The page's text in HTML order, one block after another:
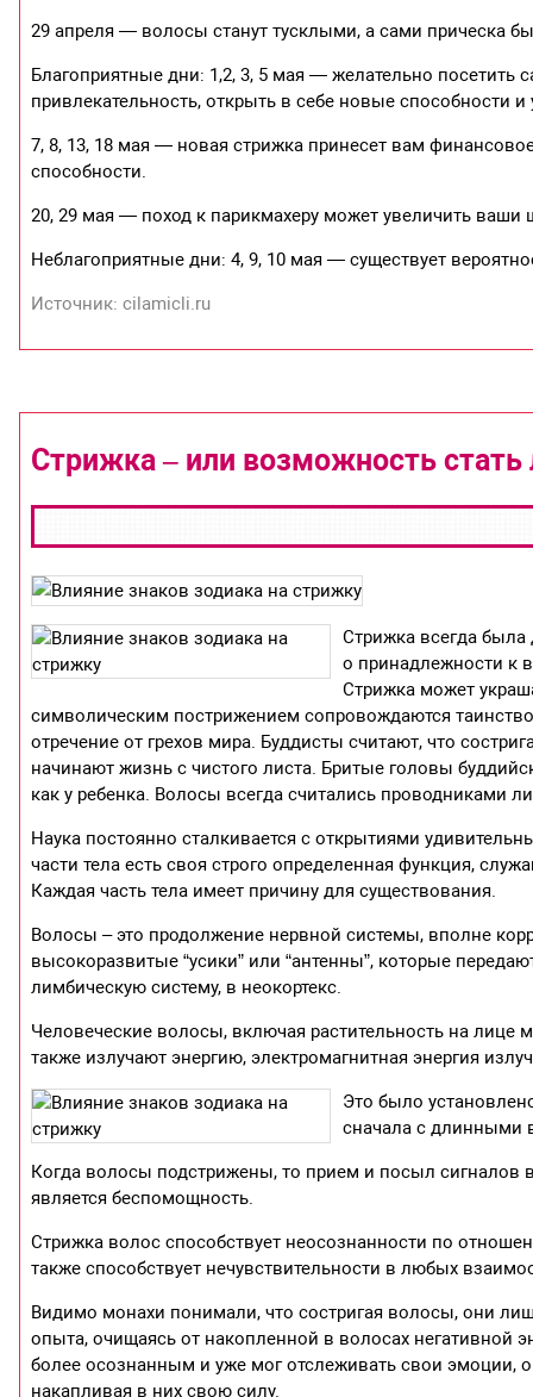
29 апреля — волосы станут тусклыми, а сами прическа
Благоприятные дни: 1,2, 3, 5 мая — желательно посетить
привлекательность, открыть в себе новые способности
7, 8, 13, 18 мая — новая стрижка принесет вам
способности.
20, 29 мая — поход к парикмахеру может увеличить ваши
Неблагоприятные дни: 4, 9, 10 мая — существует
Источник: cilamicli.ru
Стрижка – или возможность стать
Стрижка всегда
о принадлежности к
Стрижка может
символическим пострижением сопровождаются
отречение от грехов мира. Буддисты считают, что
начинают жизнь с чистого листа. Бритые головы
как у ребенка. Волосы всегда считались проводниками
Наука постоянно сталкивается с открытиями
части тела есть своя строго определенная функция,
Каждая часть тела имеет причину для существования.
Волосы – это продолжение нервной системы, вполне
высокоразвитые “усики” или “антенны”, которые
лимбическую систему, в неокортекс.
Человеческие волосы, включая растительность на
также излучают энергию, электромагнитная энергия
Это было
сначала с длинными
Когда волосы подстрижены, то прием и посыл сигналов
является беспомощность.
Стрижка волос способствует неосознанности по
также способствует нечувствительности в любых
Видимо монахи понимали, что состригая волосы, они
опыта, очищаясь от накопленной в волосах негативной
более осознанным и уже мог отслеживать свои эмоции,
накапливая в них свою силу.